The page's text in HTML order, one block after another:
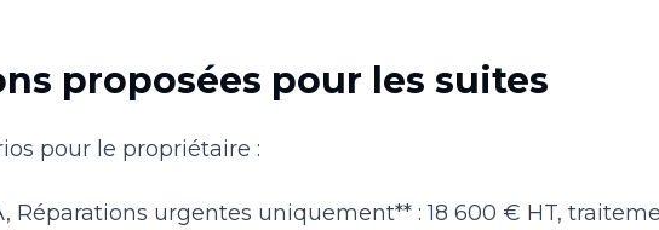
proposées pour les suites
pour le propriétaire :
Réparations urgentes uniquement** : 18 600 € HT,